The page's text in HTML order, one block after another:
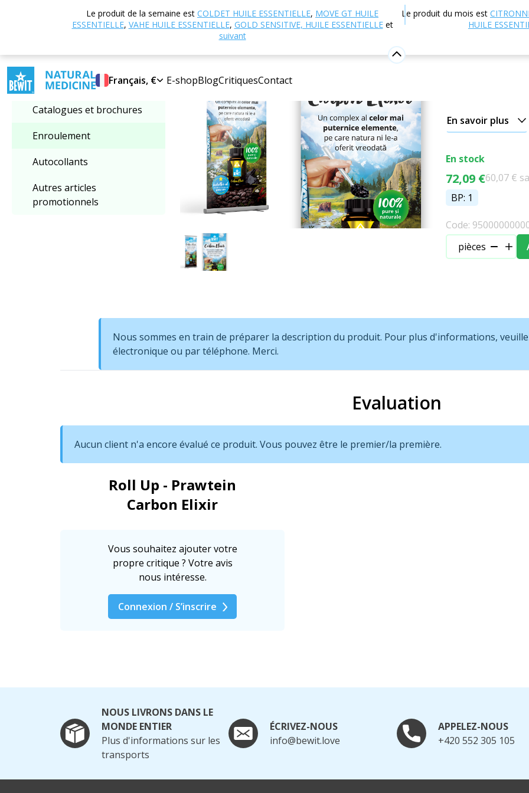
Le produit de la semaine est COLDET HUILE ESSENTIELLE, MOVE GT HUILE
ESSENTIELLE, VAHE HUILE ESSENTIELLE, GOLD SENSITIVE, HUILE ESSENTIELLEet
suivant
Le produit du mois est
HUILE
Français, € E-shopBlogCritiquesContact
Sélectionner une
Enroulement
Catalogues et brochures
Enroulement
Autocollants
Autres articles
promotionnels
Accueil Boutique en ligne Autres produits Articles promotionnels
En savoir plus
En stock
72,09 €60,07 €
BP: 1
Code:
pièces
Nous sommes en train de préparer la description du produit. Pour plus d'informations,
électronique ou par téléphone. Merci.
Evaluation
Aucun client n'a encore évalué ce produit. Vous pouvez être le premier/la première.
Roll Up - Prawtein
Carbon Elixir
Vous souhaitez ajouter votre
propre critique ? Votre avis
nous intéresse.
Connexion / S’inscrire
NOUS LIVRONS DANS LE
MONDE ENTIER
Plus d'informations sur les
transports
ÉCRIVEZ-NOUS
info@bewit.love
APPELEZ-NOUS
+420 552 305 105